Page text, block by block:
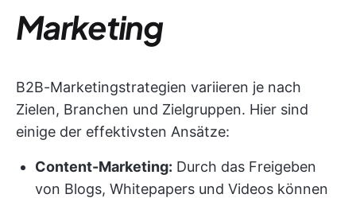
Marketing
B2B-Marketingstrategien variieren je nach
Zielen, Branchen und Zielgruppen. Hier sind
einige der effektivsten Ansätze:
Content-Marketing: Durch das Freigeben
von Blogs, Whitepapers und Videos können